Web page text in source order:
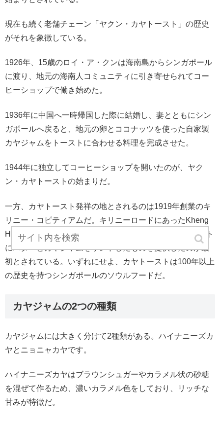
現在も続く老舗チェーン「ヤクン・カヤトースト」の歴史
がそれを象徴している。
1926年、15歳のロイ・ア・クンは海南島からシンガポール
に渡り、地元の海南人コミュニティに引き寄せられてコー
ヒーショップで働き始めた。
1936年に中国へ一時帰国した際に結婚し、妻とともにシン
ガポールへ戻ると、地元の卵とココナッツを使った自家製
カヤジャムをトーストに合わせる料理を完成させた。
1944年に独立してコーヒーショップを開いたのが、ヤク
ン・カヤトーストの始まりだ。
一方、カヤトースト発祥の地とされるのは1919年創業のキ
リニー・コピティアムだ。キリニーロードにあったKheng
Hoe Hengというコーヒーショップで、炭火焼きのトースト
にバターとカヤジャムをサンドしたものを提供したのが最
初とされている。いずれにせよ、カヤトーストは100年以上
の歴史を持つシンガポールのソウルフードだ。
カヤジャムの2つの種類
カヤジャムには大きく分けて2種類がある。ハイナニーズカ
ヤとニョニャカヤです。
ハイナニーズカヤはブラウンシュガーやカラメル状の砂糖
を混ぜて作るため、濃いカラメル色をしており、リッチな
甘みが特徴だ。